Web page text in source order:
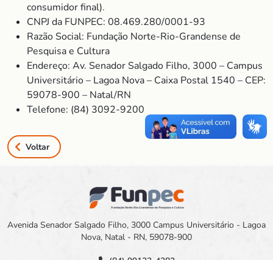
consumidor final).
CNPJ da FUNPEC: 08.469.280/0001-93
Razão Social: Fundação Norte-Rio-Grandense de
Pesquisa e Cultura
Endereço: Av. Senador Salgado Filho, 3000 – Campus
Universitário – Lagoa Nova – Caixa Postal 1540 – CEP:
59078-900 – Natal/RN
Telefone: (84) 3092-9200
Voltar
Avenida Senador Salgado Filho, 3000 Campus Universitário - Lagoa
Nova, Natal - RN, 59078-900